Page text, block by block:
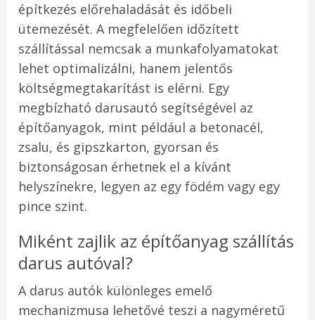
építkezés előrehaladását és időbeli
ütemezését. A megfelelően időzített
szállítással nemcsak a munkafolyamatokat
lehet optimalizálni, hanem jelentős
költségmegtakarítást is elérni. Egy
megbízható darusautó segítségével az
építőanyagok, mint például a betonacél,
zsalu, és gipszkarton, gyorsan és
biztonságosan érhetnek el a kívánt
helyszínekre, legyen az egy födém vagy egy
pince szint.
Miként zajlik az építőanyag szállítás
darus autóval?
A darus autók különleges emelő
mechanizmusa lehetővé teszi a nagyméretű